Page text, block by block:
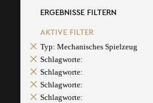
ERGEBNISSE FILTERN
AKTIVE FILTER
Typ: Mechanisches Spielzeug
Schlagworte:
Schlagworte:
Schlagworte:
Schlagworte: